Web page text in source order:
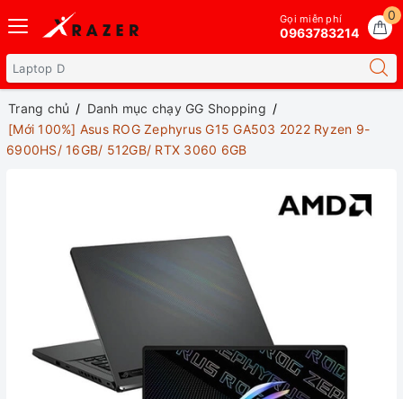
0
Gọi miễn phí
0963783214
Trang chủ
Danh mục chạy GG Shopping
[Mới 100%] Asus ROG Zephyrus G15 GA503 2022 Ryzen 9-
6900HS/ 16GB/ 512GB/ RTX 3060 6GB